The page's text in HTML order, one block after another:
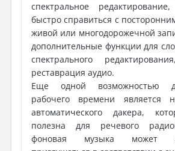
спектральное
быстро справиться с
живой или многодорожечной
дополнительные функции для
спектрального
реставрация аудио.
Еще одной возможностью
рабочего времени является
автоматического дакера,
полезна для речевого
фоновая музыка может